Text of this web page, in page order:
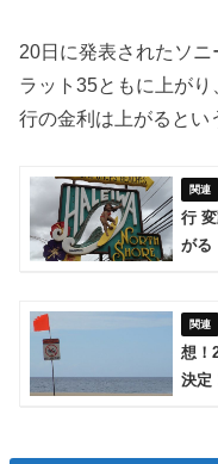
20日に発表されたソ
ラット35ともに上が
行の金利は上がるとい
行
がる
想！
決定